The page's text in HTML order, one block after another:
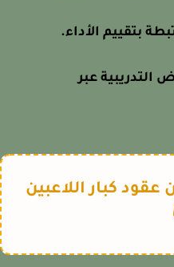
بتقييم الأداء.
عبر
كبار اللاعبين